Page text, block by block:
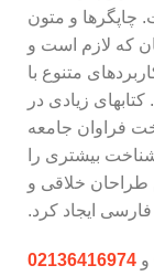
چاپگرها و متون
که لازم است و
متنوع با
زیادی در
فراوان جامعه
بیشتری را
طراحان خلاقی و
ایجاد کرد.
و 02136416974